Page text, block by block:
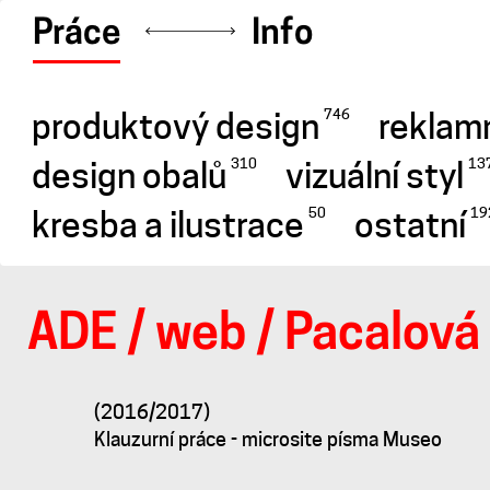
Práce Info
produktový design 746
design obalů 310 vizuální styl
kresba a ilustrace 50 ostatní
ADE / web /
Microsite
pro
(2016/2017)
Klauzurní práce - microsite písma Museo